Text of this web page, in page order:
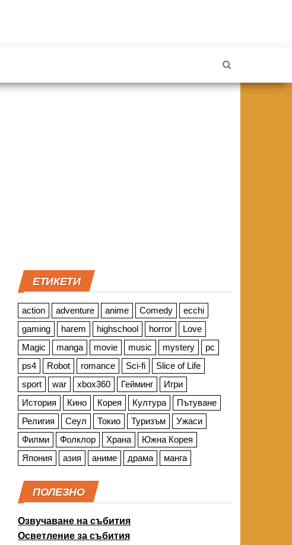
ЕТИКЕТИ
action adventure anime Comedy
ecchi
gaming
harem highschool horror
Love
Magic
manga movie music mystery
pc
ps4
Robot romance Sci-fi
Slice of Life
sport
war xbox360 Гейминг
Игри
История
Кино Корея Култура
Пътуване
Религия
Сеул Токио Туризъм
Ужаси
Филми
Фолклор Храна
Южна Корея
Япония
азия аниме драма манга
ПОЛЕЗНО
Озвучаване на събития
Осветление за събития